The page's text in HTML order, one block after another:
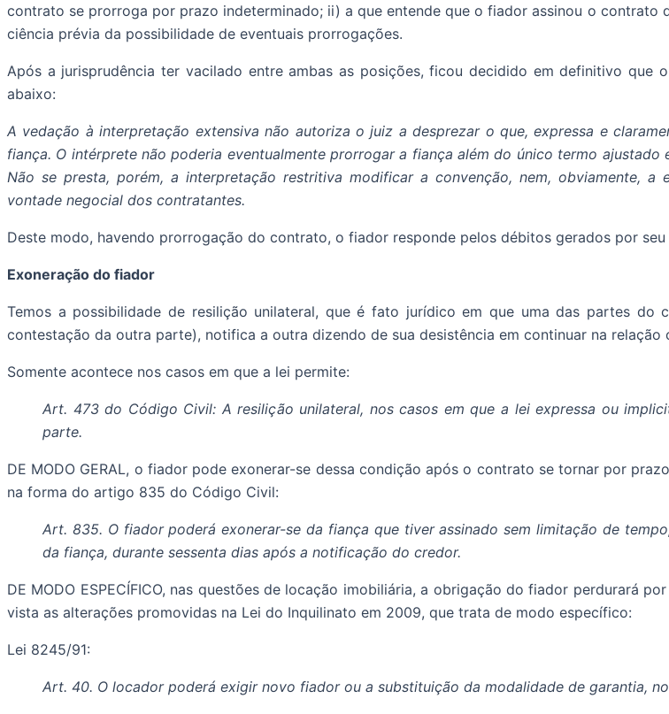
contrato se prorroga por prazo indeterminado; ii) a que entende que o fiador assinou o contrato
ciência prévia da possibilidade de eventuais prorrogações.
Após a jurisprudência ter vacilado entre ambas as posições, ficou decidido em definitivo
abaixo:
A vedação à interpretação extensiva não autoriza o juiz a desprezar o que, expressa e
fiança. O intérprete não poderia eventualmente prorrogar a fiança além do único termo
Não se presta, porém, a interpretação restritiva modificar a convenção, nem, obviamente,
vontade negocial dos contratantes.
Deste modo, havendo prorrogação do contrato, o fiador responde pelos débitos gerados por seu
Exoneração do fiador
Temos a possibilidade de resilição unilateral, que é fato jurídico em que uma das partes
contestação da outra parte), notifica a outra dizendo de sua desistência em continuar na relação
Somente acontece nos casos em que a lei permite:
Art. 473 do Código Civil: A resilição unilateral, nos casos em que a lei expressa ou
parte.
DE MODO GERAL, o fiador pode exonerar-se dessa condição após o contrato se tornar por
na forma do artigo 835 do Código Civil:
Art. 835. O fiador poderá exonerar-se da fiança que tiver assinado sem limitação de
da fiança, durante sessenta dias após a notificação do credor.
DE MODO ESPECÍFICO, nas questões de locação imobiliária, a obrigação do fiador perdurará
vista as alterações promovidas na Lei do Inquilinato em 2009, que trata de modo específico:
Lei 8245/91:
Art. 40. O locador poderá exigir novo fiador ou a substituição da modalidade de garantia,